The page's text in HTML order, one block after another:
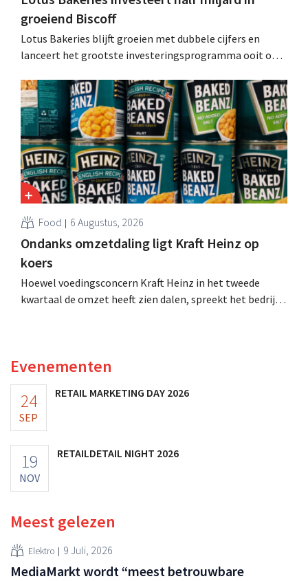
groeiend Biscoff
Lotus Bakeries blijft groeien met dubbele cijfers en
lanceert het grootste investeringsprogramma ooit om
moeten dit momentum grijpen”.
Food 6 Augustus, 2026
Ondanks omzetdaling ligt Kraft Heinz op
koers
Hoewel voedingsconcern Kraft Heinz in het tweede
kwartaal de omzet heeft zien dalen, spreekt het bedrijf
Evenementen
24
SEP
RETAIL MARKETING DAY 2026
19
NOV
RETAILDETAIL NIGHT 2026
Meest gelezen
Elektro 9 Juli, 2026
MediaMarkt wordt “meest betrouwbare